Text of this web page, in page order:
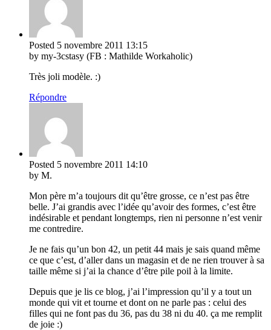
Posted 5 novembre 2011 13:15
by my-3cstasy (FB : Mathilde Workaholic)
Très joli modèle. :)
Répondre
Posted 5 novembre 2011 14:10
by M.
Mon père m’a toujours dit qu’être grosse, ce n’est pas être
belle. J’ai grandis avec l’idée qu’avoir des formes, c’est être
indésirable et pendant longtemps, rien ni personne n’est venir
me contredire.
Je ne fais qu’un bon 42, un petit 44 mais je sais quand même
ce que c’est, d’aller dans un magasin et de ne rien trouver à sa
taille même si j’ai la chance d’être pile poil à la limite.
Depuis que je lis ce blog, j’ai l’impression qu’il y a tout un
monde qui vit et tourne et dont on ne parle pas : celui des
filles qui ne font pas du 36, pas du 38 ni du 40. ça me remplit
de joie :)